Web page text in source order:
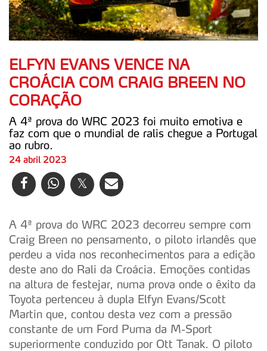
ELFYN EVANS VENCE NA
CROÁCIA COM CRAIG BREEN NO
CORAÇÃO
A 4ª prova do WRC 2023 foi muito emotiva e
faz com que o mundial de ralis chegue a Portugal
ao rubro.
24 abril 2023
A 4ª prova do WRC 2023 decorreu sempre com
Craig Breen no pensamento, o piloto irlandês que
perdeu a vida nos reconhecimentos para a edição
deste ano do Rali da Croácia. Emoções contidas
na altura de festejar, numa prova onde o êxito da
Toyota pertenceu à dupla Elfyn Evans/Scott
Martin que, contou desta vez com a pressão
constante de um Ford Puma da M-Sport
superiormente conduzido por Ott Tanak. O piloto